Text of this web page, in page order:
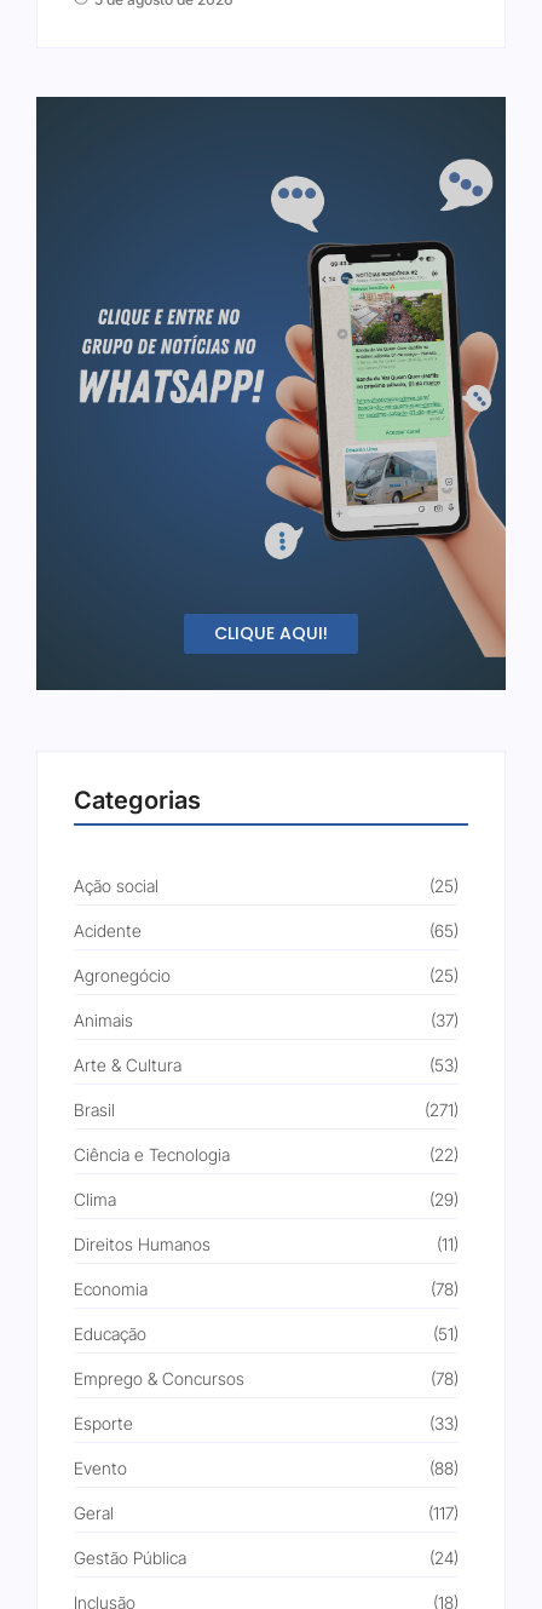
CLIQUE AQUI!
Categorias
Ação social (25)
Acidente (65)
Agronegócio (25)
Animais (37)
Arte & Cultura (53)
Brasil (271)
Ciência e Tecnologia (22)
Clima (29)
Direitos Humanos (11)
Economia (78)
Educação (51)
Emprego & Concursos (78)
Esporte (33)
Evento (88)
Geral (117)
Gestão Pública (24)
Inclusão (18)